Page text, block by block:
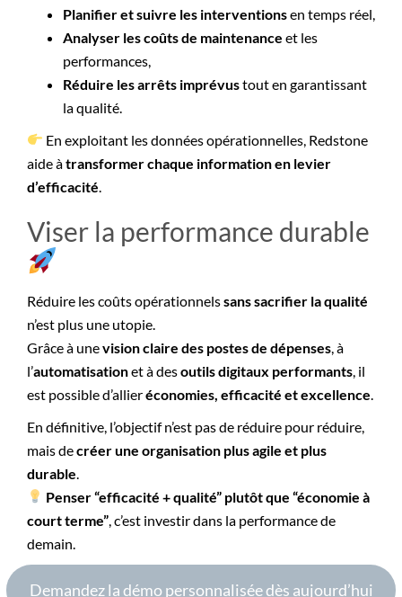
Planifier et suivre les interventionsen temps réel,
Analyser les coûts de maintenance et les
performances,
Réduire les arrêts imprévustout en garantissant
la qualité.
En exploitant les données opérationnelles, Redstone
aide àtransformer chaque information en levier
d’efficacité
Viser la performance durable
Réduire les coûts opérationnelssans sacrifier la qualité
n’est plus une utopie.
Grâce à unevision claire des postes de dépenses , à
l’automatisationet à desoutils digitaux performants , il
est possible d’allieréconomies, efficacité et excellence
En définitive, l’objectif n’est pas de réduire pour réduire,
mais decréer une organisation plus agile et plus
durable
Penser “efficacité + qualité” plutôt que “économie à
court terme” , c’est investir dans la performance de
demain.
Demandez la démo personnalisée dès aujourd’hui